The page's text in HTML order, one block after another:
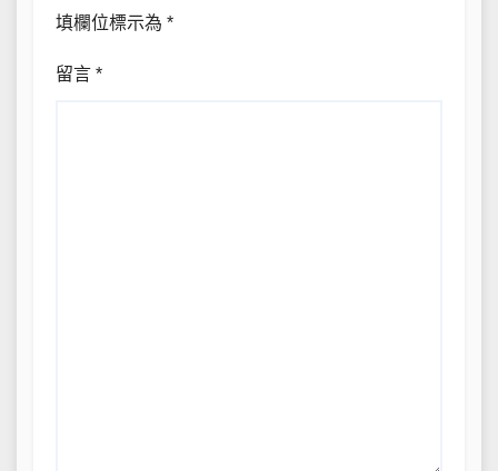
填欄位標示為 *
留言 *